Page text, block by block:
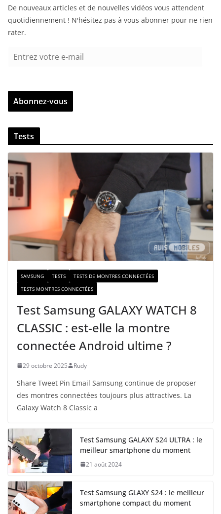
De nouveaux articles et de nouvelles vidéos vous attendent
quotidiennement ! N'hésitez pas à vous abonner pour ne rien
rater.
r
z
v
t
r
e
e
m
i
Abonnez-vous
Tests
SAMSUNG TESTS
TESTS DE MONTRES CONNECTÉES
TESTS MONTRES CONNECTÉES
Test Samsung GALAXY WATCH 8
CLASSIC : est-elle la montre
connectée Android ultime ?
29 octobre 2025 Rudy
Share Tweet Pin Email Samsung continue de proposer
des montres connectées toujours plus attractives. La
Galaxy Watch 8 Classic a
Test Samsung GALAXY S24 ULTRA : le
meilleur smartphone du moment
21 août 2024
Test Samsung GLAXY S24 : le meilleur
smartphone compact du moment